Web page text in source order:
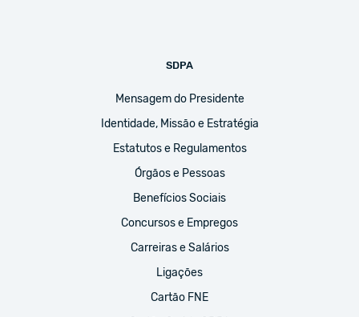
SDPA
Mensagem do Presidente
Identidade, Missão e Estratégia
Estatutos e Regulamentos
Órgãos e Pessoas
Benefícios Sociais
Concursos e Empregos
Carreiras e Salários
Ligações
Cartão FNE